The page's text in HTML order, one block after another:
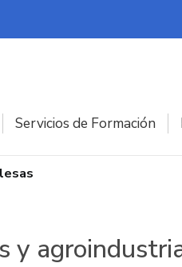
Servicios de Formación
y